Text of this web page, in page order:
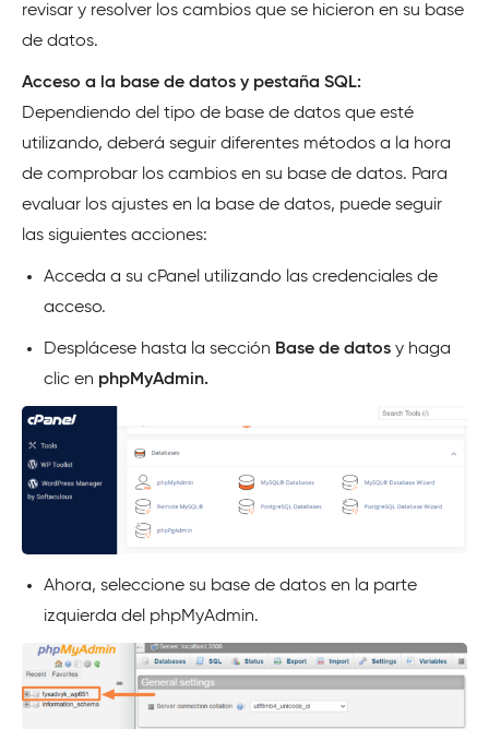
revisar y resolver los cambios que se hicieron en su base
de datos.
Acceso a la base de datos y pestaña SQL:
Dependiendo del tipo de base de datos que esté
utilizando, deberá seguir diferentes métodos a la hora
de comprobar los cambios en su base de datos. Para
evaluar los ajustes en la base de datos, puede seguir
las siguientes acciones:
Acceda a su cPanel utilizando las credenciales de
acceso.
Desplácese hasta la sección Base de datos y haga
clic en phpMyAdmin.
Ahora, seleccione su base de datos en la parte
izquierda del phpMyAdmin.